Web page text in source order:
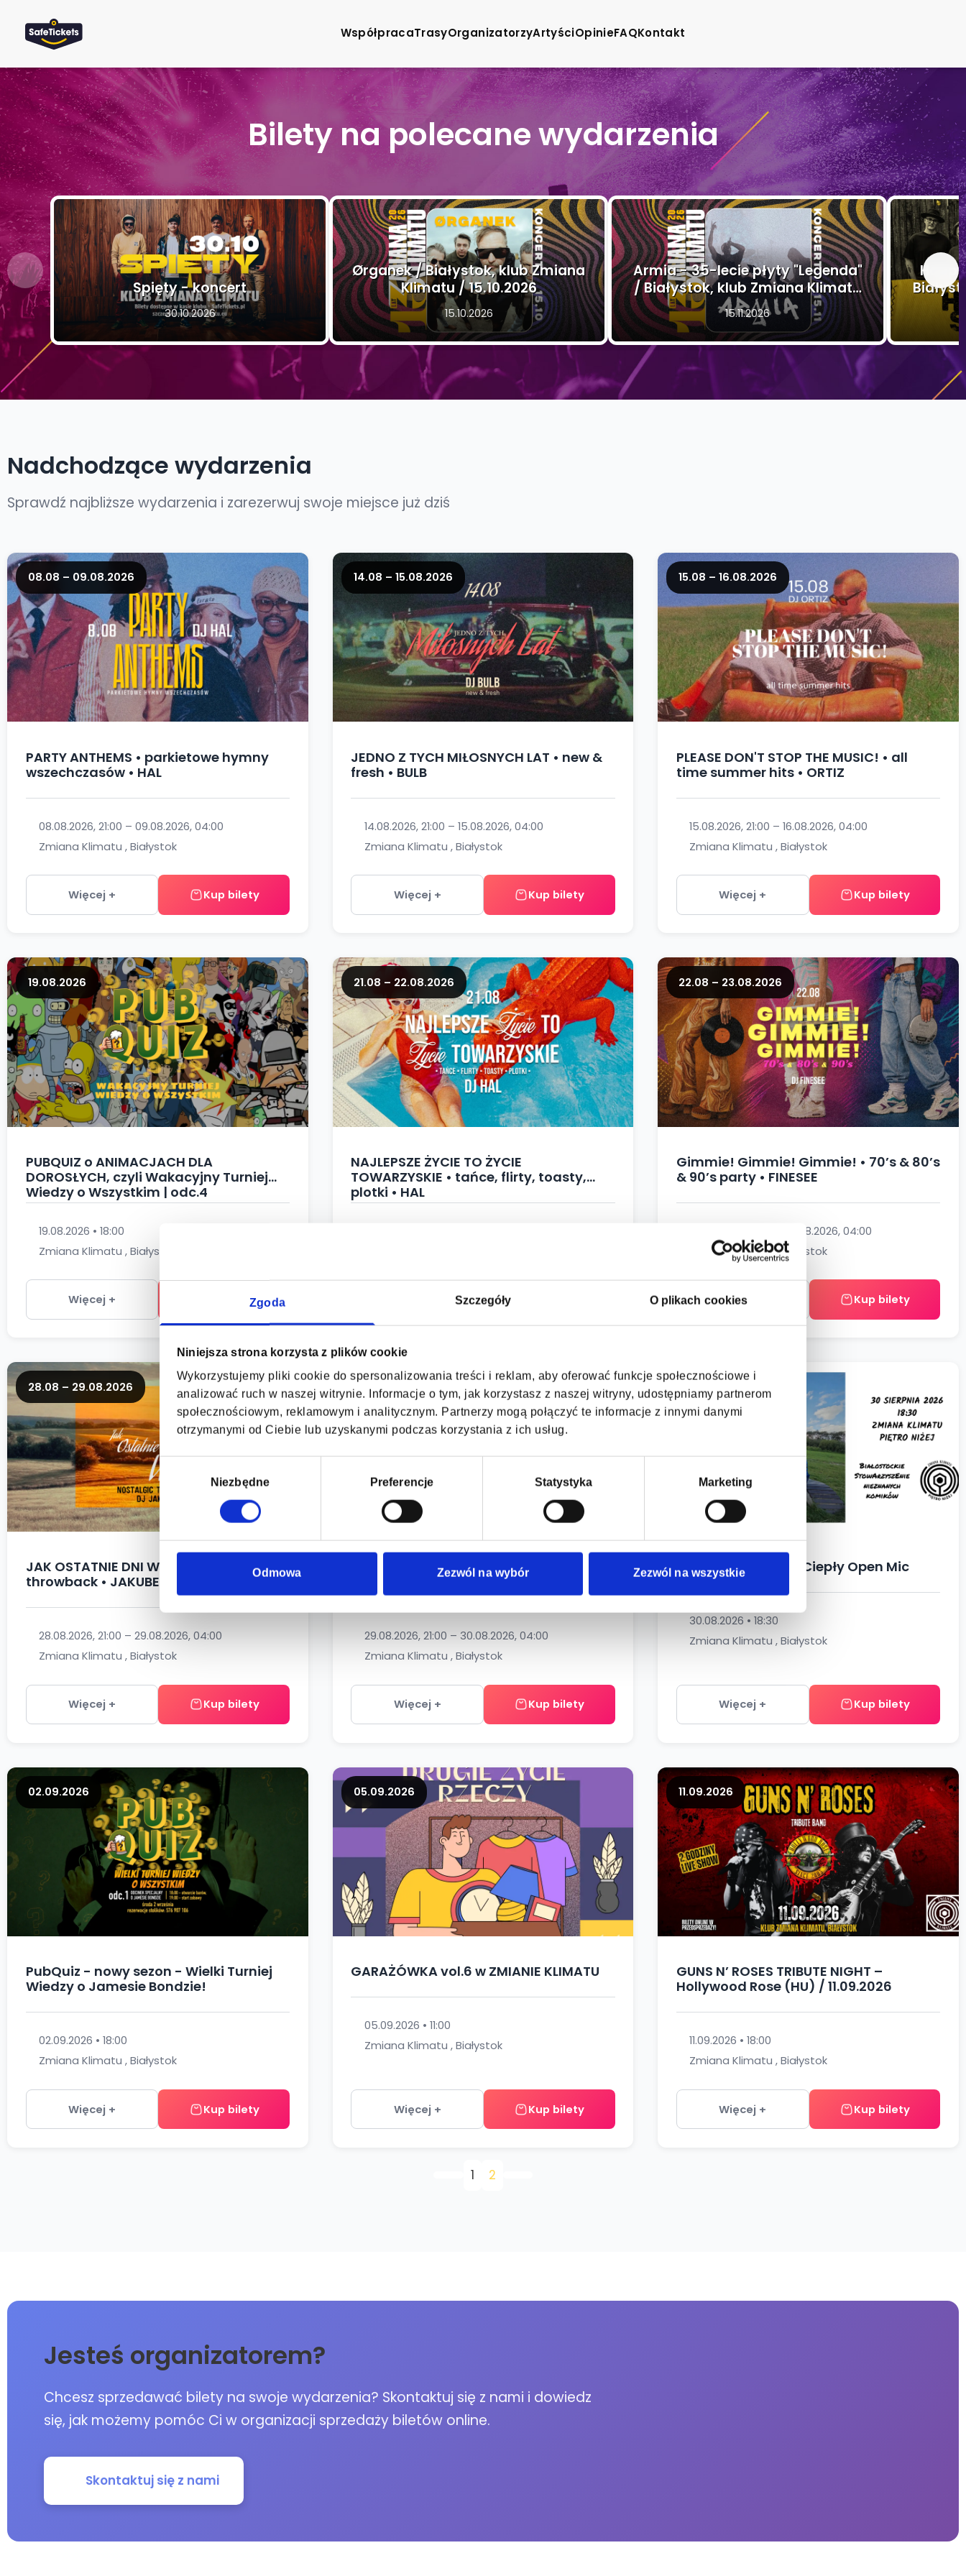
Zgoda Szczegóły O plikach cookies
Niniejsza strona korzysta z plików cookie
Wykorzystujemy pliki cookie do spersonalizowania treści i reklam, aby oferować funkcje społecznościowe i
analizować ruch w naszej witrynie. Informacje o tym, jak korzystasz z naszej witryny, udostępniamy partnerom
społecznościowym, reklamowym i analitycznym. Partnerzy mogą połączyć te informacje z innymi danymi
otrzymanymi od Ciebie lub uzyskanymi podczas korzystania z ich usług.
Wybór
zgody
Niezbędne Preferencje Statystyka Marketing
Odmowa Zezwól na wybór Zezwól na wszystkie
WspółpracaTrasyOrganizatorzyArtyściOpinieFAQKontakt
Bilety na polecane wydarzenia
Spięty - koncert
30.10.2026
Ørganek / Białystok, klub Zmiana
Klimatu / 15.10.2026
15.10.2026
Armia - 35-lecie płyty "Legenda"
/ Białystok, klub Zmiana Klimatu
/ 15.11.2026
15.11.2026
Nadchodzące wydarzenia
Sprawdź najbliższe wydarzenia i zarezerwuj swoje miejsce już dziś
08.08 – 09.08.2026
PARTY ANTHEMS • parkietowe hymny
wszechczasów • HAL
08.08.2026, 21:00 – 09.08.2026, 04:00
Zmiana Klimatu , Białystok
Więcej + Kup bilety
14.08 – 15.08.2026
JEDNO Z TYCH MIŁOSNYCH LAT • new &
fresh • BULB
14.08.2026, 21:00 – 15.08.2026, 04:00
Zmiana Klimatu , Białystok
Więcej + Kup bilety
15.08 – 16.08.2026
PLEASE DON'T STOP THE MUSIC! • all
time summer hits • ORTIZ
15.08.2026, 21:00 – 16.08.2026, 04:00
Zmiana Klimatu , Białystok
Więcej + Kup bilety
19.08.2026
PUBQUIZ o ANIMACJACH DLA
DOROSŁYCH, czyli Wakacyjny Turniej
Wiedzy o Wszystkim | odc.4
19.08.2026 • 18:00
Zmiana Klimatu , Białystok
Więcej + Kup bilety
21.08 – 22.08.2026
NAJLEPSZE ŻYCIE TO ŻYCIE
TOWARZYSKIE • tańce, flirty, toasty,
plotki • HAL
22.08 – 23.08.2026
Gimmie! Gimmie! Gimmie! • 70’s & 80’s
& 90’s party • FINESEE
22.08.2026, 21:00 – 23.08.2026, 04:00
Zmiana Klimatu , Białystok
Więcej + Kup bilety
28.08 – 29.08.2026
JAK OSTATNIE DNI WAKACJI • nostalgic
throwback • JAKUBEG
28.08.2026, 21:00 – 29.08.2026, 04:00
Zmiana Klimatu , Białystok
Więcej + Kup bilety
29.08 – 30.08.2026
CZY WARTO BYŁO SZALEĆ TAK? •
nostalgia 90&2000's
29.08.2026, 21:00 – 30.08.2026, 04:00
Zmiana Klimatu , Białystok
Więcej + Kup bilety
30.08.2026
Stand -up Ostatni Ciepły Open Mic
30.08.2026 • 18:30
Zmiana Klimatu , Białystok
Więcej + Kup bilety
02.09.2026
PubQuiz - nowy sezon - Wielki Turniej
Wiedzy o Jamesie Bondzie!
02.09.2026 • 18:00
Zmiana Klimatu , Białystok
Więcej + Kup bilety
05.09.2026
GARAŻÓWKA vol.6 w ZMIANIE KLIMATU
05.09.2026 • 11:00
Zmiana Klimatu , Białystok
Więcej + Kup bilety
11.09.2026
GUNS N’ ROSES TRIBUTE NIGHT –
Hollywood Rose (HU) / 11.09.2026
11.09.2026 • 18:00
Zmiana Klimatu , Białystok
Więcej + Kup bilety
1 2
Jesteś organizatorem?
Chcesz sprzedawać bilety na swoje wydarzenia? Skontaktuj się z nami i dowiedz
się, jak możemy pomóc Ci w organizacji sprzedaży biletów online.
Skontaktuj się z nami